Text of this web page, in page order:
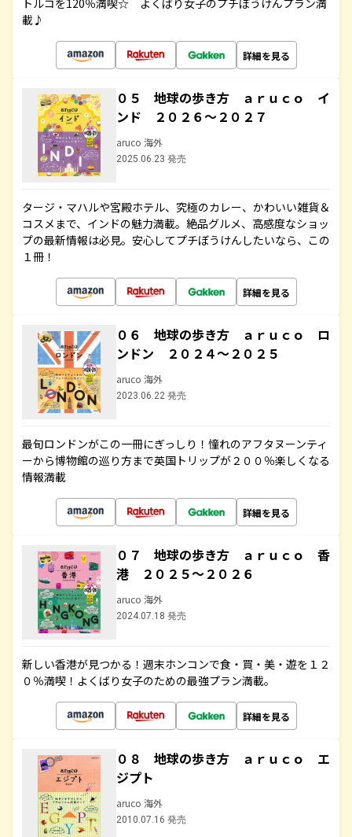
トルコを120％満喫☆ よくばり女子のプチぼうけんプラン満
載♪
詳細を見る
０５ 地球の歩き方 ａｒｕｃｏ イ
ンド ２０２６～２０２７
aruco 海外
2025.06.23 発売
タージ・マハルや宮殿ホテル、究極のカレー、かわいい雑貨＆
コスメまで、インドの魅力満載。絶品グルメ、高感度なショッ
プの最新情報は必見。安心してプチぼうけんしたいなら、この
１冊！
詳細を見る
０６ 地球の歩き方 ａｒｕｃｏ ロ
ンドン ２０２４～２０２５
aruco 海外
2023.06.22 発売
最旬ロンドンがこの一冊にぎっしり！憧れのアフタヌーンティ
ーから博物館の巡り方まで英国トリップが２００％楽しくなる
情報満載
詳細を見る
０７ 地球の歩き方 ａｒｕｃｏ 香
港 ２０２５～２０２６
aruco 海外
2024.07.18 発売
新しい香港が見つかる！週末ホンコンで食・買・美・遊を１２
０％満喫！よくばり女子のための最強プラン満載。
詳細を見る
０８ 地球の歩き方 ａｒｕｃｏ エ
ジプト
aruco 海外
2010.07.16 発売